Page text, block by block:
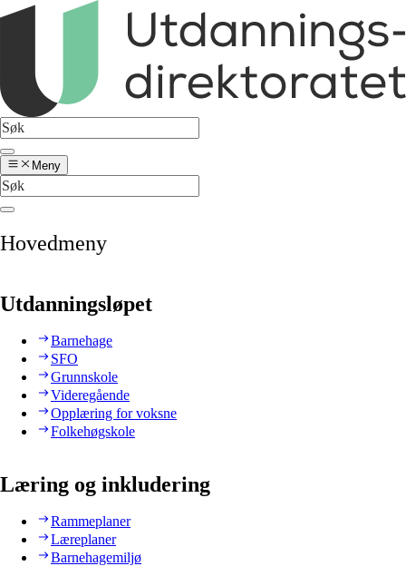
Meny
Hovedmeny
Utdanningsløpet
Barnehage
SFO
Grunnskole
Videregående
Opplæring for voksne
Folkehøgskole
Læring og inkludering
Rammeplaner
Læreplaner
Barnehagemiljø